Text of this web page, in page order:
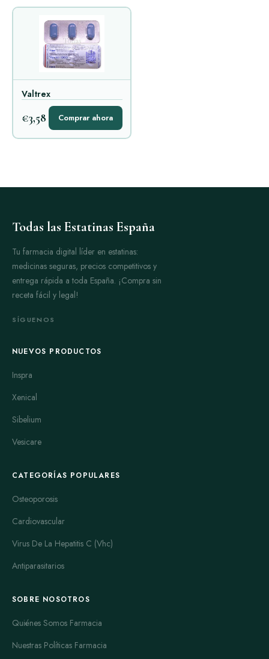
Valtrex
€3,58 Comprar ahora
Todas las Estatinas España
Tu farmacia digital líder en estatinas:
medicinas seguras, precios competitivos y
entrega rápida a toda España. ¡Compra sin
receta fácil y legal!
SÍGUENOS
NUEVOS PRODUCTOS
Inspra
Xenical
Sibelium
Vesicare
CATEGORÍAS POPULARES
Osteoporosis
Cardiovascular
Virus De La Hepatitis C (Vhc)
Antiparasitarios
SOBRE NOSOTROS
Quiénes Somos Farmacia
Nuestras Políticas Farmacia